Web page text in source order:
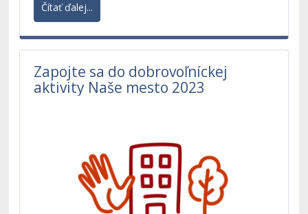
Čítať ďalej...
Zapojte sa do dobrovoľníckej
aktivity Naše mesto 2023